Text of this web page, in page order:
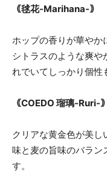
｟毬花-Marihana-｠
ホップの香りが華やか
シトラスのような爽や
れでいてしっかり個性
｟COEDO 瑠璃-Ruri-｠
クリアな黄金色が美
味と麦の旨味のバラン
す。